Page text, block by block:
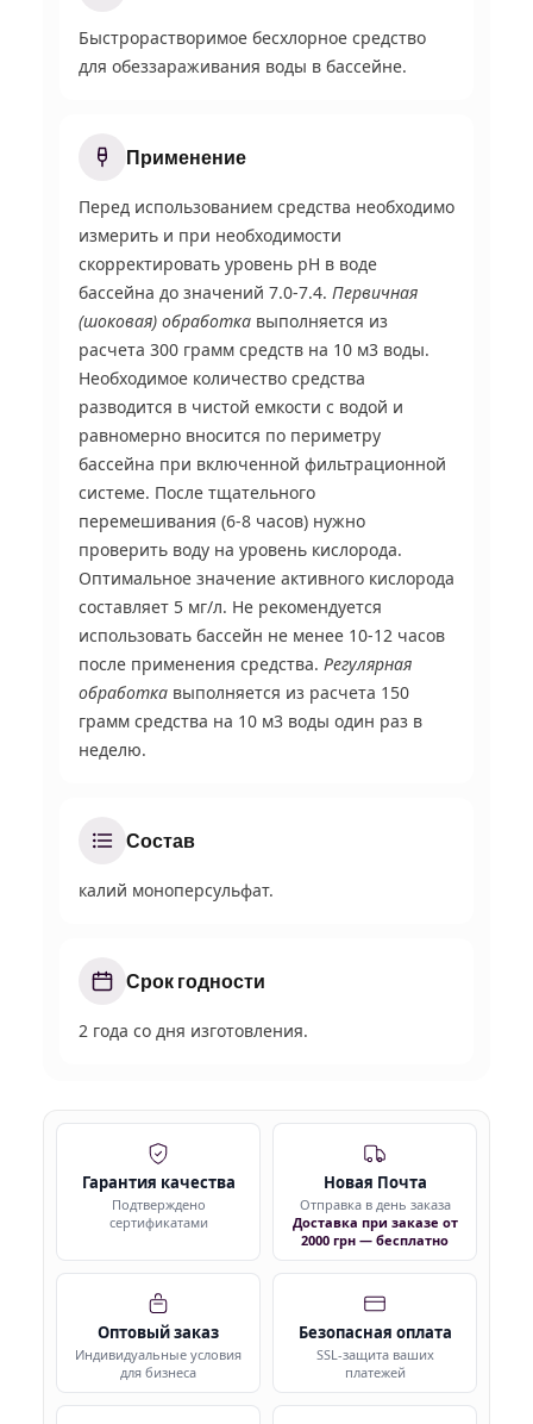
Быстрорастворимое бесхлорное средство
для обеззараживания воды в бассейне.
Применение
Перед использованием средства необходимо
измерить и при необходимости
скорректировать уровень pH в воде
бассейна до значений 7.0-7.4. Первичная
(шоковая) обработка выполняется из
расчета 300 грамм средств на 10 м3 воды.
Необходимое количество средства
разводится в чистой емкости с водой и
равномерно вносится по периметру
бассейна при включенной фильтрационной
системе. После тщательного
перемешивания (6-8 часов) нужно
проверить воду на уровень кислорода.
Оптимальное значение активного кислорода
составляет 5 мг/л. Не рекомендуется
использовать бассейн не менее 10-12 часов
после применения средства. Регулярная
обработка выполняется из расчета 150
грамм средства на 10 м3 воды один раз в
неделю.
Состав
калий моноперсульфат.
Срок годности
2 года со дня изготовления.
Гарантия качества
Подтверждено
сертификатами
Новая Почта
Отправка в день заказа
Доставка при заказе от
2000 грн — бесплатно
Оптовый заказ
Индивидуальные условия
для бизнеса
Безопасная оплата
SSL-защита ваших
платежей